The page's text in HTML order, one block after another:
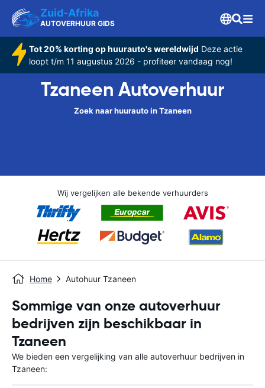
Zuid-Afrika
AUTOVERHUUR GIDS
Tot 20% korting op huurauto's wereldwijd Deze actie
loopt t/m 11 augustus 2026 - profiteer vandaag nog!
Tzaneen Autoverhuur
Zoek naar huurauto in Tzaneen
Wij vergelijken alle bekende verhuurders
Home Autohuur Tzaneen
Sommige van onze autoverhuur
bedrijven zijn beschikbaar in
Tzaneen
We bieden een vergelijking van alle autoverhuur bedrijven in
Tzaneen: